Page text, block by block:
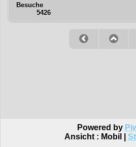
Besuche
5426
Powered by
Ansicht : Mobil